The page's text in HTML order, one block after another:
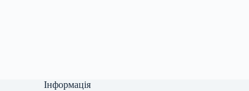
Інформація